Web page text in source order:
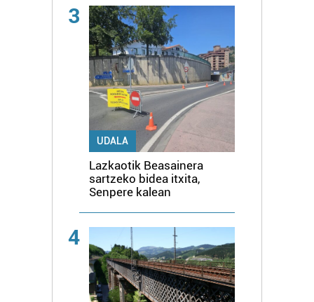
3
UDALA
Lazkaotik Beasainera
sartzeko bidea itxita,
Senpere kalean
4